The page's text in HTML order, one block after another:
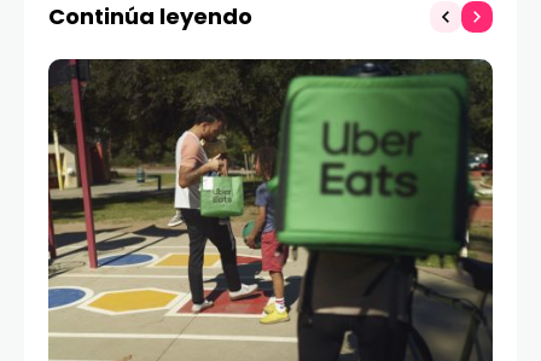
mercado
Continúa leyendo